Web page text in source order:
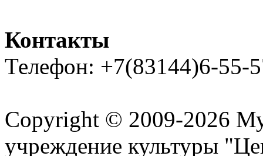
Контакты
Телефон: +7(83144)6-55-
Copyright © 2009-2026
учреждение культуры